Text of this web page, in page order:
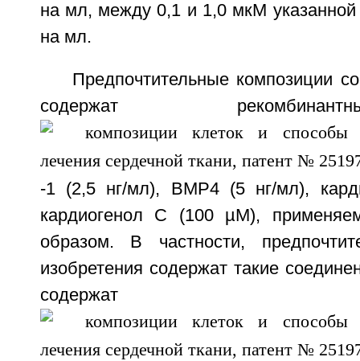
на мл, между 0,1 и 1,0 мкМ указанной
на мл.
Предпочтительные композиции
содержат
-1 (2,5 нг/мл), BMP4 (5 нг/мл),
кардиогенол С (100 µМ),
образом. В частности,
изобретения содержат такие
содержат